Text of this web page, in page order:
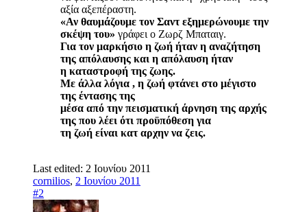
αξία αξεπέραστη.
«Αν θαυμάζουμε τον Σαντ εξημερώνουμε την
σκέψη του» γράφει ο Ζωρζ Μπαταιγ.
Για τον μαρκήσιο η ζωή ήταν η αναζήτηση
της απόλαυσης και η απόλαυση ήταν
η καταστροφή της ζωης.
Με άλλα λόγια , η ζωή φτάνει στο μέγιστο
της έντασης της
μέσα από την πεισματική άρνηση της αρχής
της που λέει ότι προϋπόθεση για
τη ζωή είναι κατ αρχην να ζεις.
Last edited: 2 Ιουνίου 2011
cornilios, 2 Ιουνίου 2011
#2